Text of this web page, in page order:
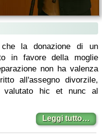
la donazione di un
in favore della moglie
non ha valenza
all'assegno divorzile,
valutato hic et nunc al
Leggi tutto…